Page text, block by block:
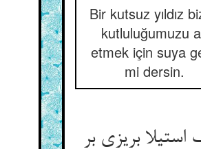
Bir kutsuz yıldız
kutluluğumuzu
etmek için suya
mi dersin.
بریزی بر